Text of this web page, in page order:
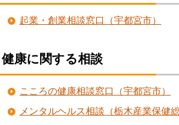
起業・創業相談窓口（宇都宮市）
健康に関する相談
こころの健康相談窓口（宇都宮市）
メンタルヘルス相談（栃木産業保健